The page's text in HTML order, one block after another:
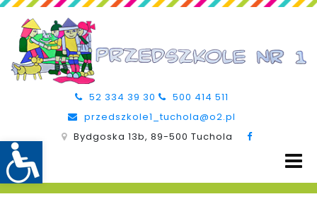
52 334 39 30
500 414 511
przedszkole1_tuchola@o2.pl
Bydgoska 13b, 89-500 Tuchola